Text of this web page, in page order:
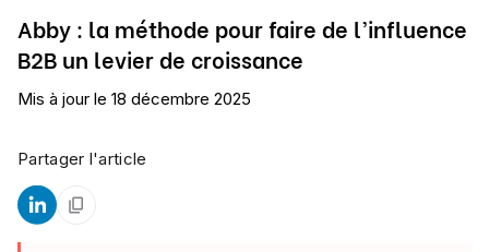
Abby : la méthode pour faire de l’influence
B2B un levier de croissance
Mis à jour le 18 décembre 2025
Partager l'article